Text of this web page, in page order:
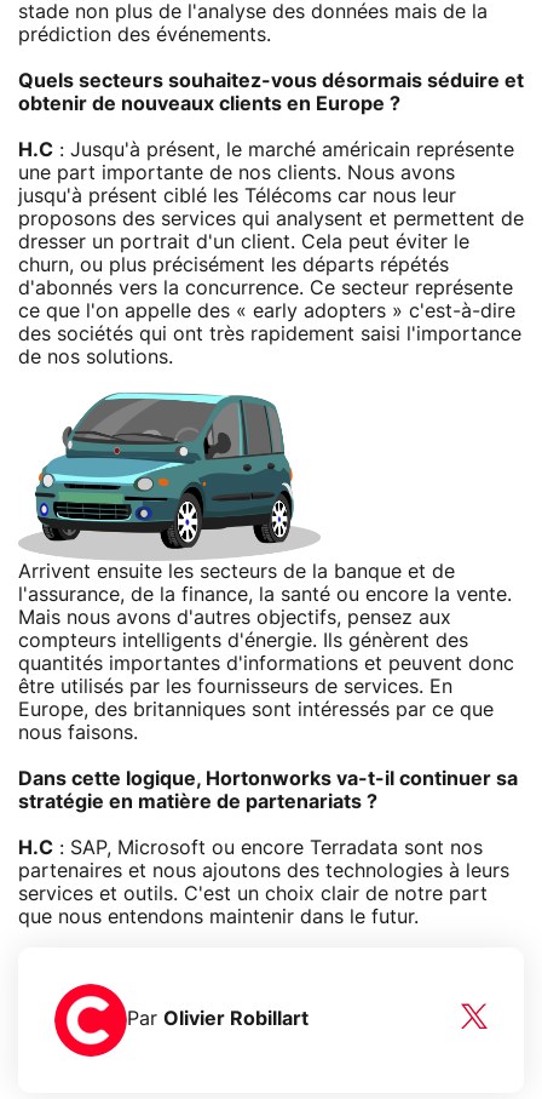
stade non plus de l'analyse des données mais de la
prédiction des événements.
Quels secteurs souhaitez-vous désormais séduire et
obtenir de nouveaux clients en Europe ?
H.C : Jusqu'à présent, le marché américain représente
une part importante de nos clients. Nous avons
jusqu'à présent ciblé les Télécoms car nous leur
proposons des services qui analysent et permettent de
dresser un portrait d'un client. Cela peut éviter le
churn, ou plus précisément les départs répétés
d'abonnés vers la concurrence. Ce secteur représente
ce que l'on appelle des « early adopters » c'est-à-dire
des sociétés qui ont très rapidement saisi l'importance
de nos solutions.
Arrivent ensuite les secteurs de la banque et de
l'assurance, de la finance, la santé ou encore la vente.
Mais nous avons d'autres objectifs, pensez aux
compteurs intelligents d'énergie. Ils génèrent des
quantités importantes d'informations et peuvent donc
être utilisés par les fournisseurs de services. En
Europe, des britanniques sont intéressés par ce que
nous faisons.
Dans cette logique, Hortonworks va-t-il continuer sa
stratégie en matière de partenariats ?
H.C : SAP, Microsoft ou encore Terradata sont nos
partenaires et nous ajoutons des technologies à leurs
services et outils. C'est un choix clair de notre part
que nous entendons maintenir dans le futur.
Par Olivier Robillart